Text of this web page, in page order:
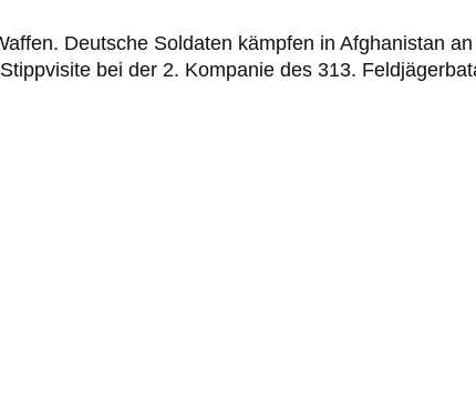
Deutsche Soldaten kämpfen in Afghanistan
bei der 2. Kompanie des 313.